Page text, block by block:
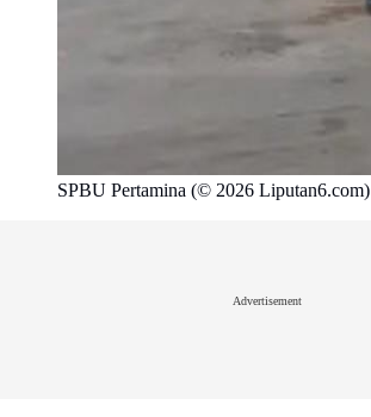
SPBU Pertamina (© 2026 Liputan6.com)
Advertisement